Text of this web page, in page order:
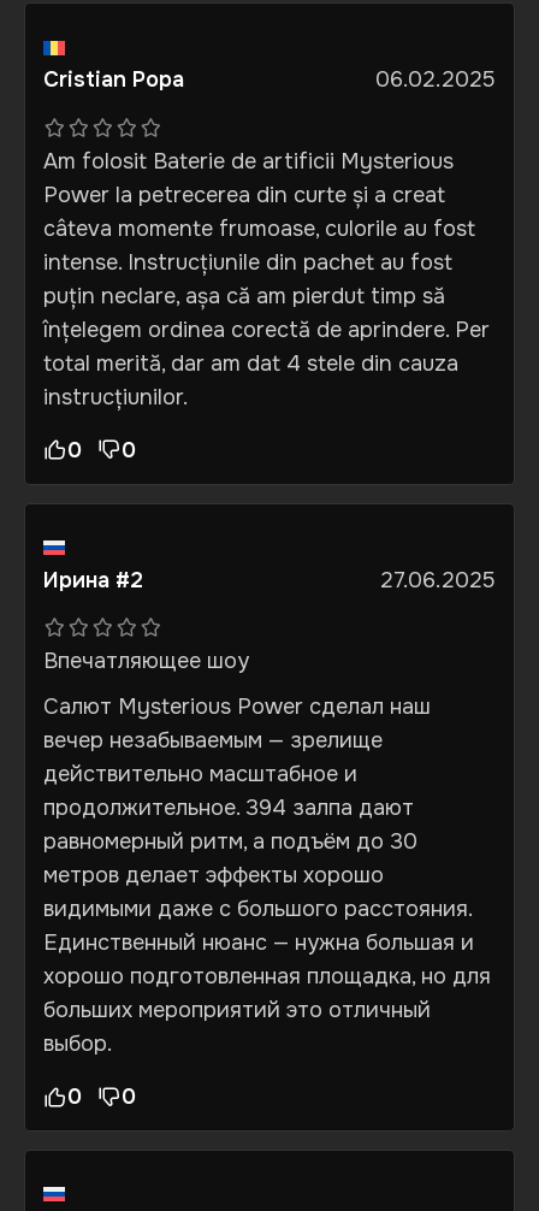
Cristian Popa 06.02.2025
Am folosit Baterie de artificii Mysterious
Power la petrecerea din curte și a creat
câteva momente frumoase, culorile au fost
intense. Instrucțiunile din pachet au fost
puțin neclare, așa că am pierdut timp să
înțelegem ordinea corectă de aprindere. Per
total merită, dar am dat 4 stele din cauza
instrucțiunilor.
0 0
Ирина #2 27.06.2025
Впечатляющее шоу
Салют Mysterious Power сделал наш
вечер незабываемым — зрелище
действительно масштабное и
продолжительное. 394 залпа дают
равномерный ритм, а подъём до 30
метров делает эффекты хорошо
видимыми даже с большого расстояния.
Единственный нюанс — нужна большая и
хорошо подготовленная площадка, но для
больших мероприятий это отличный
выбор.
0 0